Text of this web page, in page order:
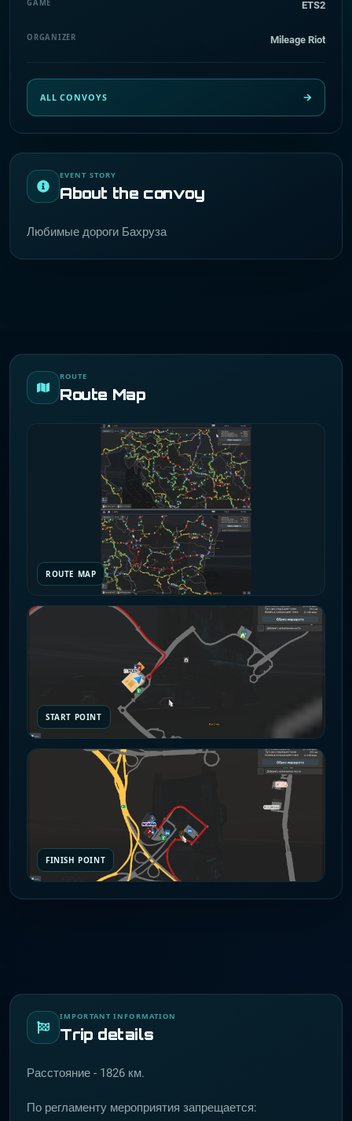
EVENT STORY
About the convoy
Любимые дороги Бахруза
ROUTE
Route Map
ROUTE MAP
START POINT
FINISH POINT
IMPORTANT INFORMATION
Trip details
Расстояние - 1826 км.
По регламенту мероприятия запрещается:
GAME ETS2
ORGANIZER Mileage Riot
ALL CONVOYS